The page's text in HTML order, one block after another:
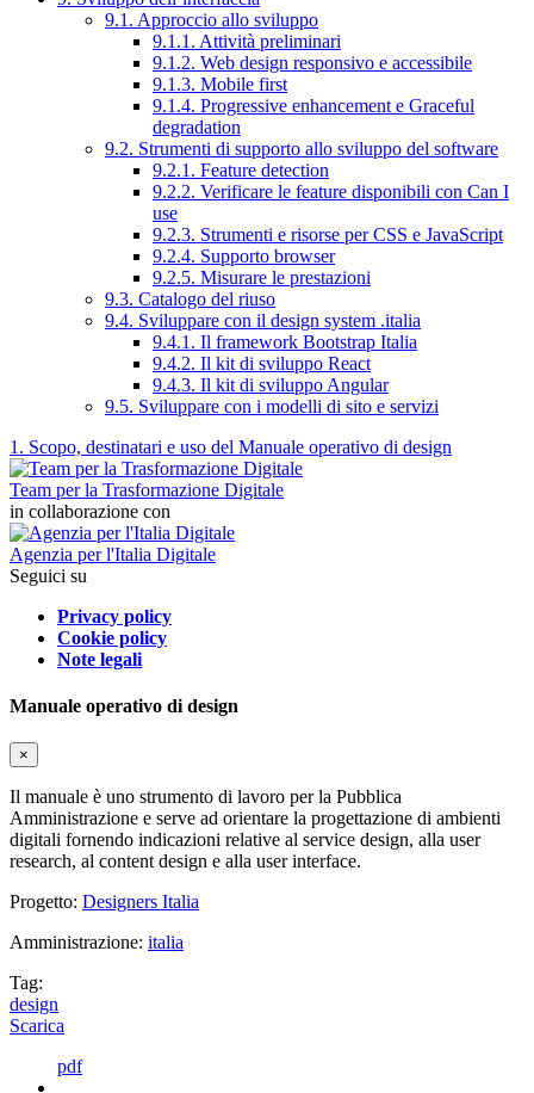
9.1. Approccio allo sviluppo
9.1.1. Attività preliminari
9.1.2. Web design responsivo e accessibile
9.1.3. Mobile first
9.1.4. Progressive enhancement e Graceful
degradation
9.2. Strumenti di supporto allo sviluppo del software
9.2.1. Feature detection
9.2.2. Verificare le feature disponibili con Can I
use
9.2.3. Strumenti e risorse per CSS e JavaScript
9.2.4. Supporto browser
9.2.5. Misurare le prestazioni
9.3. Catalogo del riuso
9.4. Sviluppare con il design system .italia
9.4.1. Il framework Bootstrap Italia
9.4.2. Il kit di sviluppo React
9.4.3. Il kit di sviluppo Angular
9.5. Sviluppare con i modelli di sito e servizi
1. Scopo, destinatari e uso del Manuale operativo di design
Team per la Trasformazione Digitale
in collaborazione con
Agenzia per l'Italia Digitale
Seguici su
Privacy policy
Cookie policy
Note legali
Manuale operativo di design
×
Il manuale è uno strumento di lavoro per la Pubblica
Amministrazione e serve ad orientare la progettazione di ambienti
digitali fornendo indicazioni relative al service design, alla user
research, al content design e alla user interface.
Progetto: Designers Italia
Amministrazione: italia
Tag:
design
Scarica
pdf